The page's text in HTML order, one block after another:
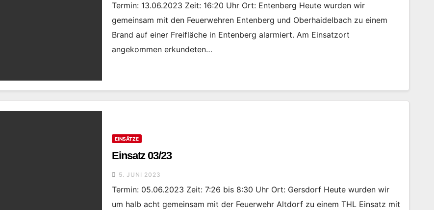
Termin: 13.06.2023 Zeit: 16:20 Uhr Ort: Entenberg Heute wurden wir
gemeinsam mit den Feuerwehren Entenberg und Oberhaidelbach zu einem
Brand auf einer Freifläche in Entenberg alarmiert. Am Einsatzort
angekommen erkundeten…
EINSÄTZE
Einsatz 03/23
5. JUNI 2023
Termin: 05.06.2023 Zeit: 7:26 bis 8:30 Uhr Ort: Gersdorf Heute wurden wir
um halb acht gemeinsam mit der Feuerwehr Altdorf zu einem THL Einsatz mit